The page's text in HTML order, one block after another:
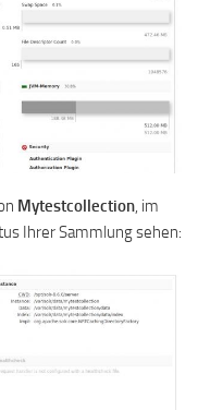
Mytestcollection , im
Ihrer Sammlung sehen: